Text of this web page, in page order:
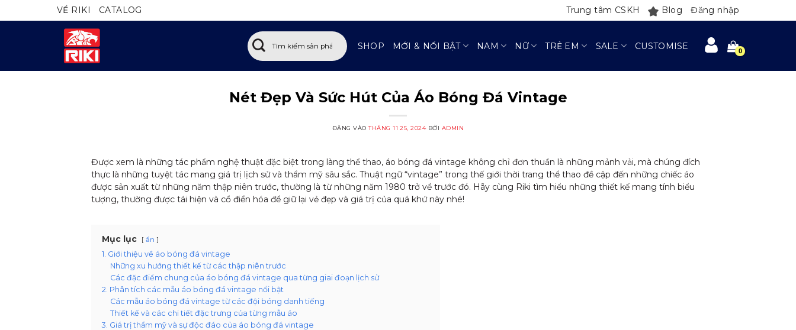
VỀ RIKI CATALOG Trung tâm CSKH Blog Đăng nhập
Tìm
kiếm:
SHOP MỚI & NỔI BẬT NAM NỮ TRẺ EM SALE CUSTOMISE
Nét Đẹp Và Sức Hút Của Áo Bóng Đá Vintage
ĐĂNG VÀOTHÁNG 11 25, 2024 BỞI ADMIN
Được xem là những tác phẩm nghệ thuật đặc biệt trong làng thể thao, áo bóng đá vintage không chỉ đơn thuần là những mảnh vải, mà chúng đích
thực là những tuyệt tác mang giá trị lịch sử và thẩm mỹ sâu sắc. Thuật ngữ “vintage” trong thế giới thời trang thể thao đề cập đến những chiếc áo
được sản xuất từ những năm thập niên trước, thường là từ những năm 1980 trở về trước đó. Hãy cùng Riki tìm hiểu những thiết kế mang tính biểu
tượng, thường được tái hiện và cổ điển hóa để giữ lại vẻ đẹp và giá trị của quá khứ này nhé!
Mục lục ẩn
1. Giới thiệu về áo bóng đá vintage
Những xu hướng thiết kế từ các thập niên trước
Các đặc điểm chung của áo bóng đá vintage qua từng giai đoạn lịch sử
2. Phân tích các mẫu áo bóng đá vintage nổi bật
Các mẫu áo bóng đá vintage từ các đội bóng danh tiếng
Thiết kế và các chi tiết đặc trưng của từng mẫu áo
3. Giá trị thẩm mỹ và sự độc đáo của áo bóng đá vintage